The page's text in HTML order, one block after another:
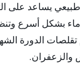
يساعد على
بشكل أسرع
الدورة
والزعفران.